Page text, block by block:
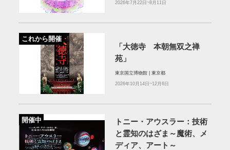
2026年7月22日~8月11日
これから開催
「大徳寺 本朝無双之禅
苑」
東京国立博物館 | 東京都
2026年10月14日~12月6日
開催中
トニー・アウスラー：技術
と霊知のはざま～魔術、メ
ディア、アート～